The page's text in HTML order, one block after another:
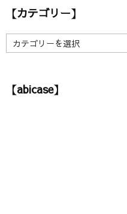
イ【カテゴリー】
【
カ
リ【abicase】